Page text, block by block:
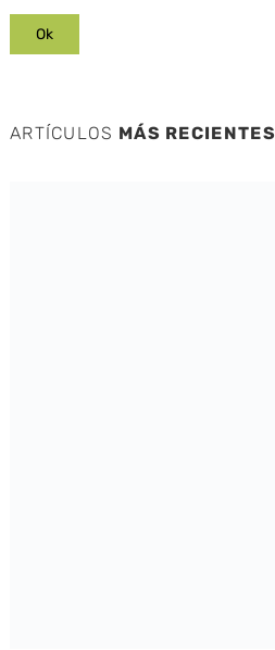
ARTÍCULOS MÁS RECIENTES